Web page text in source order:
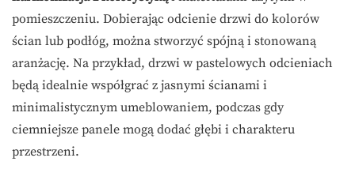
pomieszczeniu. Dobierając odcienie drzwi do kolorów
ścian lub podłóg, można stworzyć spójną i stonowaną
aranżację. Na przykład, drzwi w pastelowych odcieniach
będą idealnie współgrać z jasnymi ścianami i
minimalistycznym umeblowaniem, podczas gdy
ciemniejsze panele mogą dodać głębi i charakteru
przestrzeni.